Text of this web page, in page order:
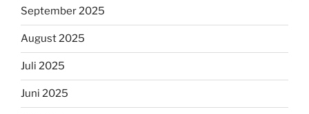
September 2025
August 2025
Juli 2025
Juni 2025